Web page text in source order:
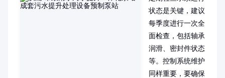
状态是关键，建议
每季度进行一次全
面检查，包括轴承
润滑、密封件状态
等。控制系统维护
同样重要，要确保